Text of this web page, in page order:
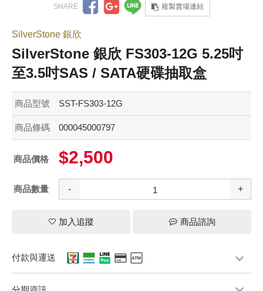
複製賣場連結
SilverStone 銀欣
SilverStone 銀欣 FS303-12G 5.25吋
至3.5吋SAS / SATA硬碟抽取盒
商品型號 SST-FS303-12G
商品條碼 000045000797
商品價格 $2,500
商品數量 - +
加入追蹤 商品諮詢
付款與運送